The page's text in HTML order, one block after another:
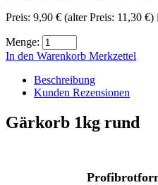
Preis: 9,90 € (alter Preis: 11,30 €)
Menge:
In den Warenkorb Merkzettel
Beschreibung
Kunden Rezensionen
Gärkorb 1kg rund